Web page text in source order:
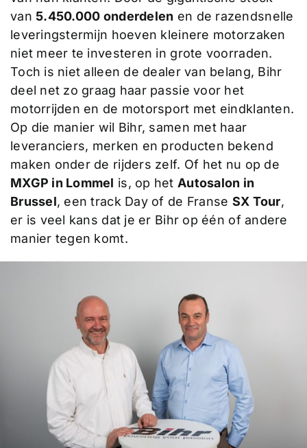
van 5.450.000 onderdelen en de razendsnelle
leveringstermijn hoeven kleinere motorzaken
niet meer te investeren in grote voorraden.
Toch is niet alleen de dealer van belang, Bihr
deel net zo graag haar passie voor het
motorrijden en de motorsport met eindklanten.
Op die manier wil Bihr, samen met haar
leveranciers, merken en producten bekend
maken onder de rijders zelf. Of het nu op de
MXGP in Lommel is, op het Autosalon in
Brussel, een track Day of de Franse SX Tour,
er is veel kans dat je er Bihr op één of andere
manier tegen komt.